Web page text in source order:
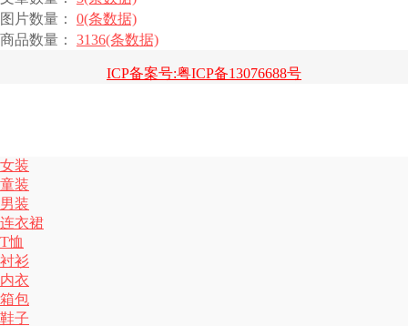
图片数量： 0(条数据)
商品数量： 3136(条数据)
ICP备案号:粤ICP备13076688号
女装
童装
男装
连衣裙
T恤
衬衫
内衣
箱包
鞋子